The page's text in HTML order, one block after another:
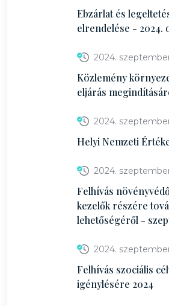
Ebzárlat és
elrendelése - 2024.
2024.
Közlemény
eljárás
2024.
Helyi Nemzeti
2024. szeptember
Felhívás
kezelők részére
lehetőségéről -
2024.
Felhívás szociális
igénylésére 2024